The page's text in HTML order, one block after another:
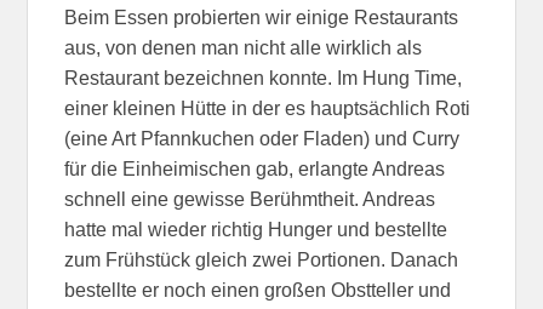
Beim Essen probierten wir einige Restaurants
aus, von denen man nicht alle wirklich als
Restaurant bezeichnen konnte. Im Hung Time,
einer kleinen Hütte in der es hauptsächlich Roti
(eine Art Pfannkuchen oder Fladen) und Curry
für die Einheimischen gab, erlangte Andreas
schnell eine gewisse Berühmtheit. Andreas
hatte mal wieder richtig Hunger und bestellte
zum Frühstück gleich zwei Portionen. Danach
bestellte er noch einen großen Obstteller und